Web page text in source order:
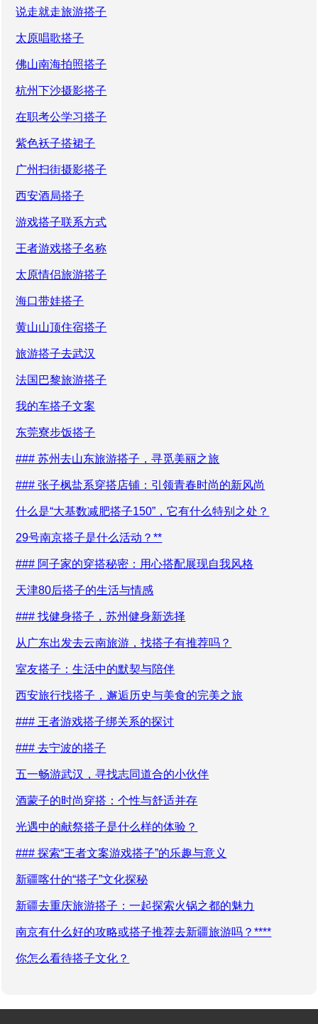
说走就走旅游搭子
太原唱歌搭子
佛山南海拍照搭子
杭州下沙摄影搭子
在职考公学习搭子
紫色袄子搭裙子
广州扫街摄影搭子
西安酒局搭子
游戏搭子联系方式
王者游戏搭子名称
太原情侣旅游搭子
海口带娃搭子
黄山山顶住宿搭子
旅游搭子去武汉
法国巴黎旅游搭子
我的车搭子文案
东莞寮步饭搭子
### 苏州去山东旅游搭子，寻觅美丽之旅
### 张子枫盐系穿搭店铺：引领青春时尚的新风尚
什么是“大基数减肥搭子150”，它有什么特别之处？
29号南京搭子是什么活动？**
### 阿子家的穿搭秘密：用心搭配展现自我风格
天津80后搭子的生活与情感
### 找健身搭子，苏州健身新选择
从广东出发去云南旅游，找搭子有推荐吗？
室友搭子：生活中的默契与陪伴
西安旅行找搭子，邂逅历史与美食的完美之旅
### 王者游戏搭子绑关系的探讨
### 去宁波的搭子
五一畅游武汉，寻找志同道合的小伙伴
酒蒙子的时尚穿搭：个性与舒适并存
光遇中的献祭搭子是什么样的体验？
### 探索“王者文案游戏搭子”的乐趣与意义
新疆喀什的“搭子”文化探秘
新疆去重庆旅游搭子：一起探索火锅之都的魅力
南京有什么好的攻略或搭子推荐去新疆旅游吗？****
你怎么看待搭子文化？